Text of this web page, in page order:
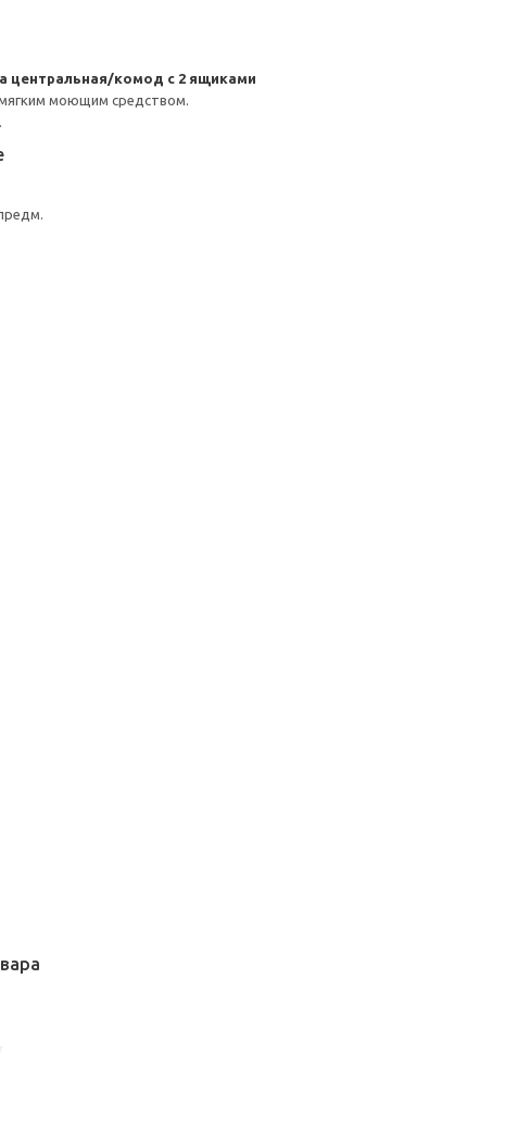
центральная/комод с 2 ящиками
моющим средством.